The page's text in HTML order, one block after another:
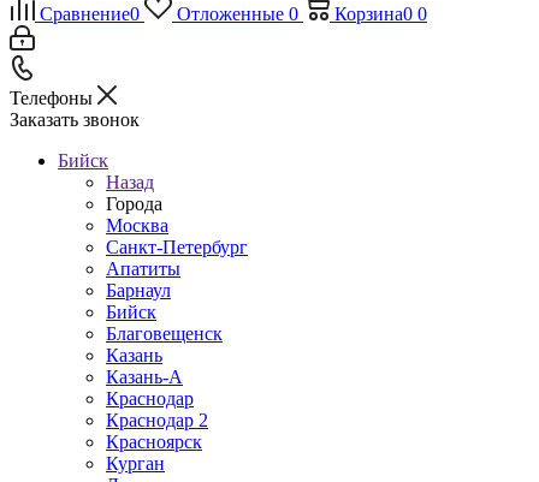
Сравнение0 Отложенные 0 Корзина0 0
Телефоны
Заказать звонок
Бийск
Назад
Города
Москва
Санкт-Петербург
Апатиты
Барнаул
Бийск
Благовещенск
Казань
Казань-А
Краснодар
Краснодар 2
Красноярск
Курган